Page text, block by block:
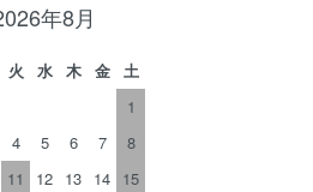
年8月
火 水 木 金
土
1
4 5 6 7
8
11 12 13 14 15